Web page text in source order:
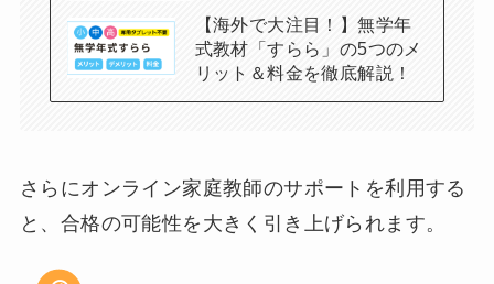
【海外で大注目！】無学年
式教材「すらら」の5つのメ
リット＆料金を徹底解説！
さらにオンライン家庭教師のサポートを利用する
と、合格の可能性を大きく引き上げられます。